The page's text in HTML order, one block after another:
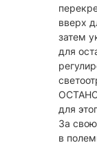
вверх
затем
для
для
За
в